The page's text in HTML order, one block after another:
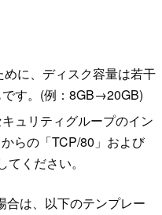
に、ディスク容量は若干
す。(例：8GB→20GB)
ュリティグループのイン
らの「TCP/80」および
てください。
は、以下のテンプレー